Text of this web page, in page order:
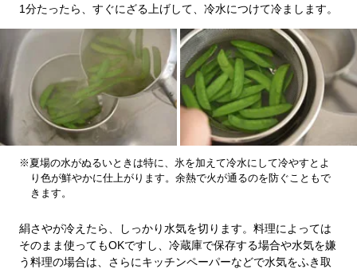
1分たったら、すぐにざる上げして、冷水につけて冷まします。
※夏場の水がぬるいときは特に、氷を加えて冷水にして冷やすとよ
り色が鮮やかに仕上がります。余熱で火が通るのを防ぐこともで
きます。
絹さやが冷えたら、しっかり水気を切ります。料理によっては
そのまま使ってもOKですし、冷蔵庫で保存する場合や水気を嫌
う料理の場合は、さらにキッチンペーパーなどで水気をふき取